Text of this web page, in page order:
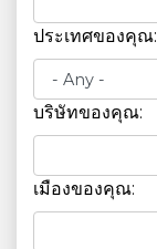
ประเทศของคุณ:
บริษัทของคุณ:
เมืองของคุณ: